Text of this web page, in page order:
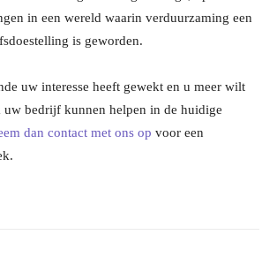
in een wereld waarin verduurzaming een
is geworden.
uw interesse heeft gewekt en u meer wilt
bedrijf kunnen helpen in de huidige
dan contact met ons op voor een